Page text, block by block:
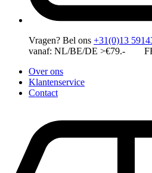
Vragen? Bel ons +31(0)13
vanaf: NL/BE/DE >€79.-
Over ons
Klantenservice
Contact